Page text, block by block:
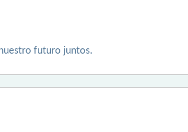
futuro juntos.